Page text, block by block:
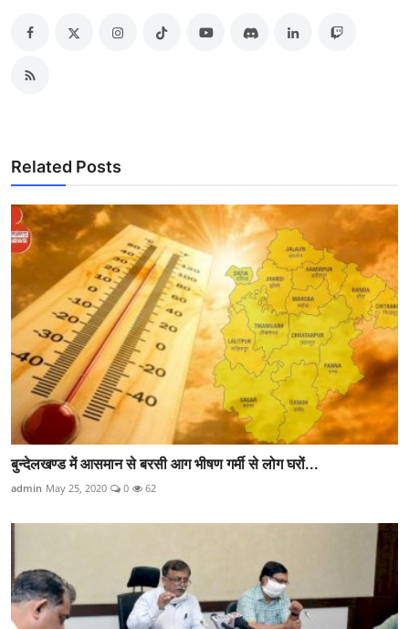
Related Posts
बुन्देलखण्ड में आसमान से बरसी आग भीषण गर्मी से लोग घरों...
admin May 25, 2020 0 62